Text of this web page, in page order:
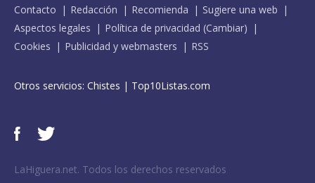
Contacto Redacción Recomienda
Sugiere una web
Aspectos legales
Política de privacidad (Cambiar)
Cookies
Publicidad y webmasters RSS
Otros servicios: Chistes | Top10Listas.com
LaHiguera.net. Todos los derechos reservados